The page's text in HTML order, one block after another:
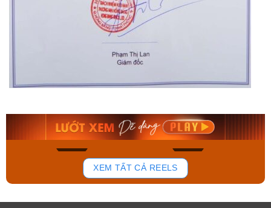
175
Orient Nam RA-
Mua ngay
Casio Nam MTS-
Mua ngay
XEM TẤT CẢ REELS